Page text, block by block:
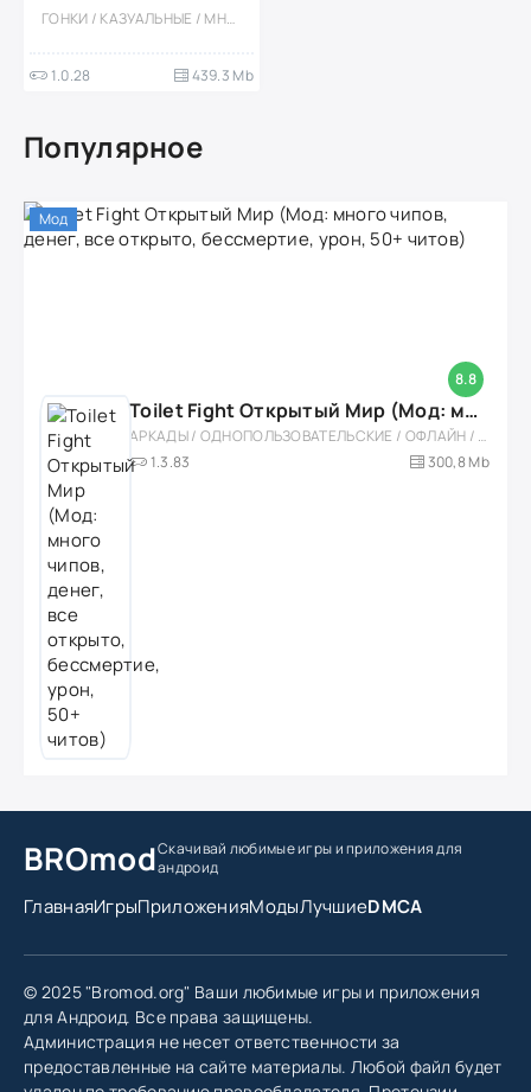
ГОНКИ / КАЗУАЛЬНЫЕ / МНОГОПОЛЬЗОВАТЕЛЬСКАЯ / СОРЕВНОВАТЕЛЬНАЯ / ОДНОПОЛЬЗОВАТЕЛЬСКИЕ / СТИЛИЗАЦИЯ / ВСТРОЕННЫЙ КЕШ / МОД / 3D
1.0.28 439.3 Mb
Популярное
8.8
Мод
Toilet Fight Открытый Мир (Мод: много чипов, денег, все открыто, бессмертие, урон, 50+ читов)
АРКАДЫ / ОДНОПОЛЬЗОВАТЕЛЬСКИЕ / ОФЛАЙН / МОД / РОЛЕВЫЕ / ШУТЕРЫ / ОТКРЫТЫЙ МИР / ВСТРОЕННЫЙ КЕШ / 3D / ЭКШЕНЫ / ТУАЛЕТНЫЕ ВОЙНЫ / ДЛЯ ДЕТЕЙ
1.3.83
300,8 Mb
BROmodСкачивай любимые игрыи приложения для
андроид
ГлавнаяИгрыПриложенияМодыЛучшиеDMCA
© 2025 "Bromod.org" Ваши любимые игры и приложения
для Андроид. Все права защищены.
Администрация не несет ответственности за
предоставленные на сайте материалы. Любой файл будет